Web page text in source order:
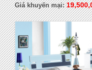
Giá khuyến mại: